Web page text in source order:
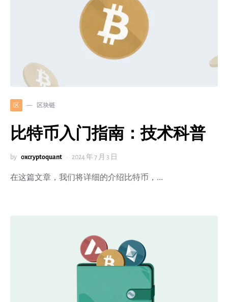
区 区块链
比特币入门指南：技术科普
by 0xcryptoquant 2024 年 7 月 3 日
在这篇文章，我们将详细的介绍比特币，…